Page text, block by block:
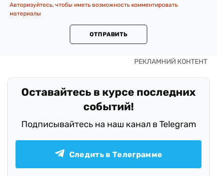
Авторизуйтесь, чтобы иметь возможность комментировать
материалы
ОТПРАВИТЬ
Оставайтесь в курсе последних
событий!
Подписывайтесь на наш канал в Telegram
Следить в Телеграмме